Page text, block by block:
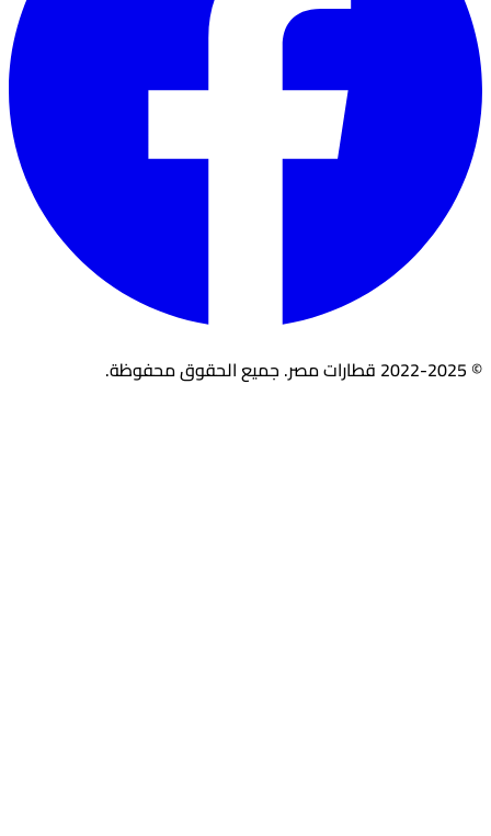
© 2022-2025 قطارات مصر. جميع الحقوق محفوظة.